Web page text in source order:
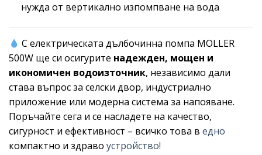
нужда от вертикално изпомпване на вода
С електрическата дълбочинна помпа MOLLER
500W ще си осигурите надежден, мощен и
икономичен водоизточник, независимо дали
става въпрос за селски двор, индустриално
приложение или модерна система за напояване.
Поръчайте сега и се насладете на качество,
сигурност и ефективност – всичко това в едно
компактно и здраво устройство!